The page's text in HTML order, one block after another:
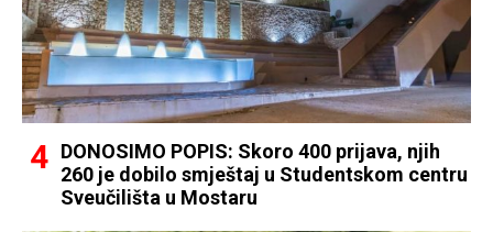
DONOSIMO POPIS: Skoro 400 prijava, njih
260 je dobilo smještaj u Studentskom centru
Sveučilišta u Mostaru